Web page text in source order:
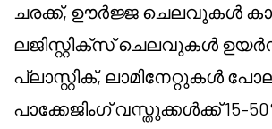
ചരക്ക്, ഊർജ്ജ ചെലവുകൾ
ലജിസ്റ്റിക്സ് ചെലവുകൾ
പ്ലാസ്റ്റിക്, ലാമിനേറ്റുകൾ
പാക്കേജിംഗ് വസ്തുക്കൾക്ക്